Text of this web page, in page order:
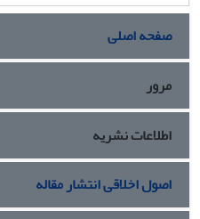
صفحه اصلی
مرور
اطلاعات نشریه
اصول اخلاقی انتشار مقاله